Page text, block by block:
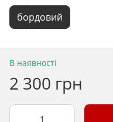
бордовий
В наявності
2 300 грн